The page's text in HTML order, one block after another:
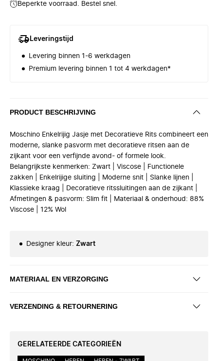
Beperkte voorraad. Bestel snel.
Leveringstijd
Levering binnen 1-6 werkdagen
Premium levering binnen 1 tot 4 werkdagen*
PRODUCT BESCHRIJVING
Moschino Enkelrijig Jasje met Decoratieve Rits combineert een
moderne, slanke pasvorm met decoratieve ritsen aan de
zijkant voor een verfijnde avond- of formele look.
Belangrijkste kenmerken: Zwart | Viscose | Functionele
zakken | Enkelrijige sluiting | Moderne snit | Slanke lijnen |
Klassieke kraag | Decoratieve ritssluitingen aan de zijkant |
Afmetingen & pasvorm: Slim fit | Materiaal & onderhoud: 88%
Viscose | 12% Wol
Designer kleur: Zwart
MATERIAAL EN VERZORGING
VERZENDING & RETOURNERING
GERELATEERDE CATEGORIEËN